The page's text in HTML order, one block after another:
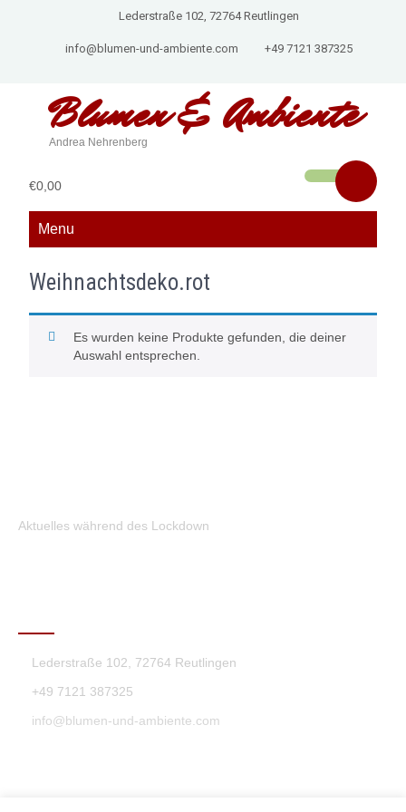
Lederstraße 102, 72764 Reutlingen
info@blumen-und-ambiente.com +49 7121 387325
Blumen &Ambiente
Andrea Nehrenberg
€0,00
Menu
Weihnachtsdeko.rot
Es wurden keine Produkte gefunden, die deiner
Auswahl entsprechen.
Aktuelles während des Lockdown
Lederstraße 102, 72764 Reutlingen
+49 7121 387325
info@blumen-und-ambiente.com